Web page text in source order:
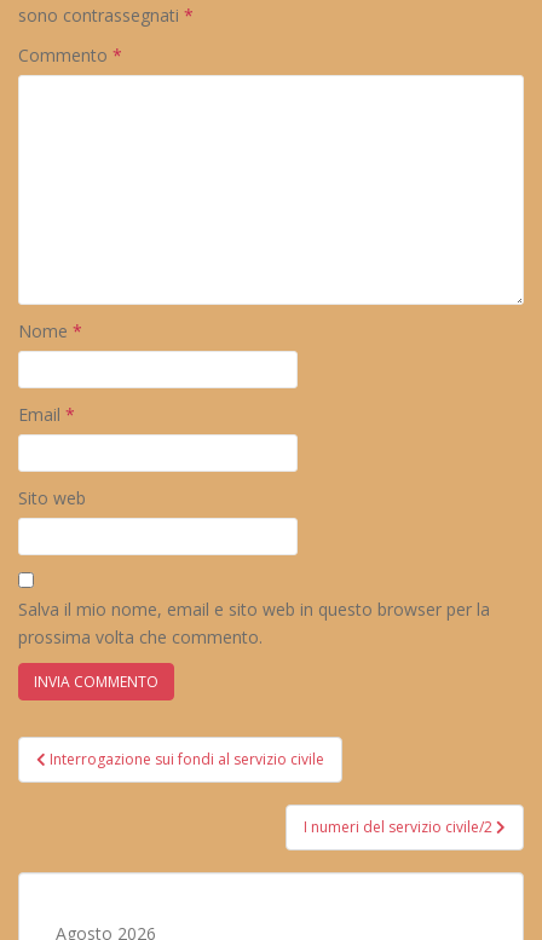
sono contrassegnati *
Commento *
Nome *
Email *
Sito web
Salva il mio nome, email e sito web in questo browser per la
prossima volta che commento.
Navigazione
articoli
Interrogazione sui fondi al servizio civile
I numeri del servizio civile/2
Agosto 2026